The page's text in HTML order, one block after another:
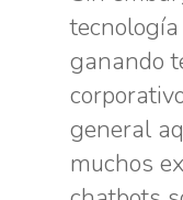
ganando
general
muchos